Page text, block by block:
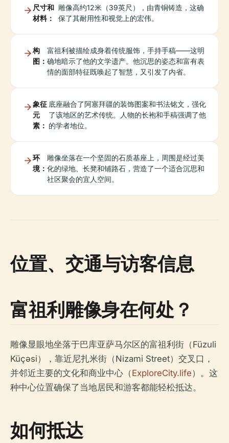
尺寸和
材料：
雕像高约12米（39英尺），由青铜铸造，这确
保了其耐用性和视觉上的宏伟。
构
图：
富祖利被描绘成身着传统服饰，手持手稿——这明
确地暗示了他的文学遗产。他沉思的姿态和富有表
情的面部特征既唤起了智慧，又引发了内省。
象征
元
素：
底座融合了阿塞拜疆的装饰图案和书法铭文，强化
了该地区的艺术传统。人物的长袍和手稿强调了他
的学者地位。
环
境：
雕像坐落在一个坚固的石质基座上，周围是经过美
化的绿地、长凳和铺路石，营造了一个适合沉思和
社区聚会的宜人空间。
位置、交通与访客信息
富祖利雕像身在何处？
雕像显眼地坐落于巴库亚萨马尔区的富祖利街（Füzuli
Küçəsi），靠近尼扎米街（Nizami Street）交叉口，
并邻近主要的文化和商业中心（ExploreCity.life）。这
种中心位置确保了当地居民和游客都能轻松抵达。
如何抵达